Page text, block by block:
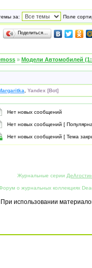
за: Поле
Поделиться…
» Модели Автомобилей
Yandex [Bot]
Нет новых сообщений
Нет новых сообщений [
Нет новых сообщений [ Тема
Журнальные серии
о журнальных коллекциях
При использовании